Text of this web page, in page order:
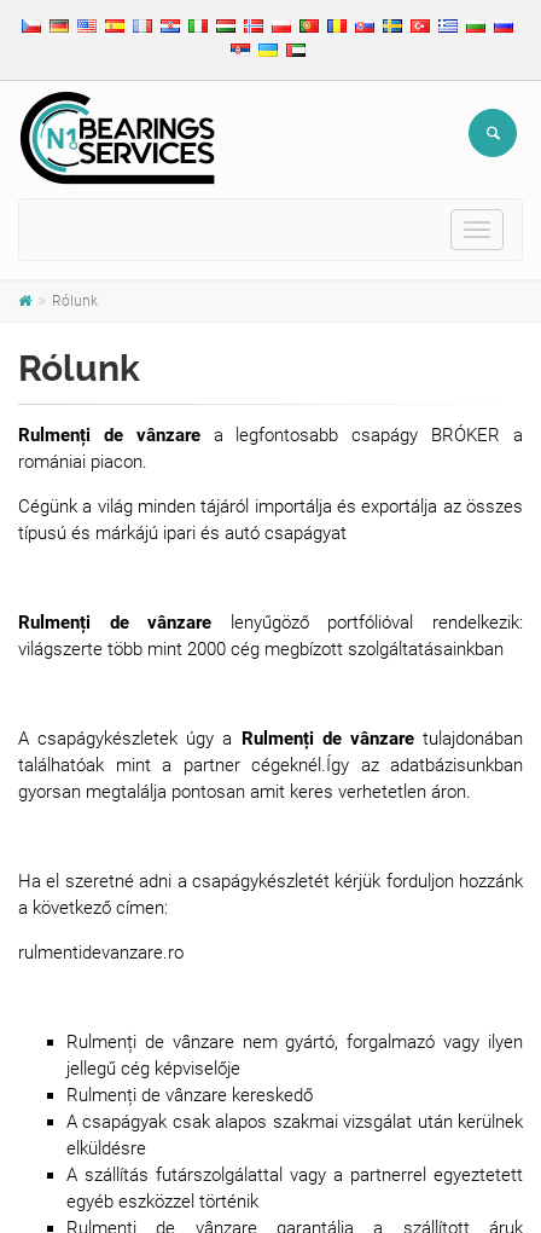
Toggle
Rólunk
Rólunk
Rulmenți de vânzare a legfontosabb csapágy BRÓKER a
romániai piacon.
Cégünk a világ minden tájáról importálja és exportálja az összes
típusú és márkájú ipari és autó csapágyat
Rulmenți de vânzare
lenyűgöző portfólióval rendelkezik:
világszerte több mint 2000 cég megbízott szolgáltatásainkban
A csapágykészletek úgy a Rulmenți de vânzaretulajdonában
találhatóak mint a partner cégeknél.Így az adatbázisunkban
gyorsan megtalálja pontosan amit keres verhetetlen áron.
Ha el szeretné adni a csapágykészletét kérjük forduljon hozzánk
a következő címen:
rulmentidevanzare.ro
Rulmenți de vânzare nem gyártó, forgalmazó vagy ilyen
jellegű cég képviselője
Rulmenți de vânzare kereskedő
A csapágyak csak alapos szakmai vizsgálat után kerülnek
elküldésre
A szállítás futárszolgálattal vagy a partnerrel egyeztetett
egyéb eszközzel történik
Rulmenți de vânzare garantálja a szállított áruk